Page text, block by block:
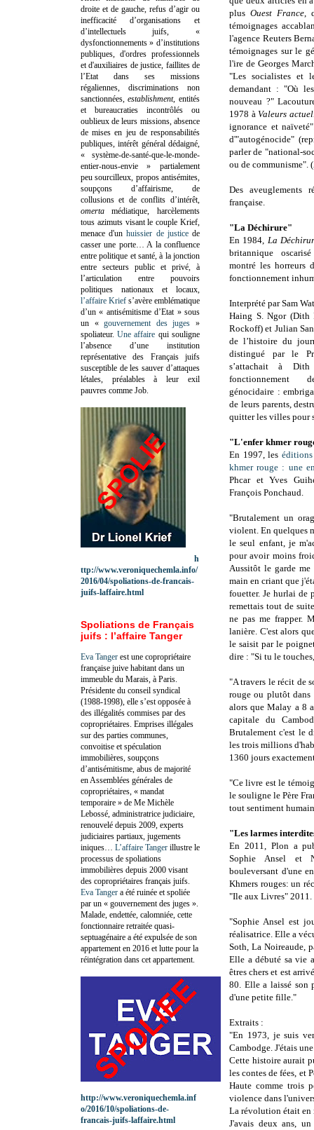
plus Ouest France,
témoignages
l'agence Reuters
témoignages sur le
l'ire de Georges
"Les socialistes et
demandant : "Où
nouveau ?"
1978 àValeurs
ignorance et
d'"autogénocide"
parler de "national-
ou de communisme". (
Des aveuglements
française.
"La Déchirure"
En 1984, La
britannique
montré les horreurs
fonctionnement
Interprété par Sam
Haing S. Ngor (Dith
Rockoff) et Julian
de l’histoire du
distingué par le
s’attachait à
fonctionnement
génocidaire :
de leurs parents,
quitter les villes pour
"L'enfer khmer
En 1997, les
khmer rouge : une
Phcar et Yves
François Ponchaud.
"Brutalement un
violent. En quelques
le seul enfant, je
pour avoir moins
Aussitôt le garde
main en criant que
fouetter. Je hurlai de
remettais tout de
ne pas me frapper.
lanière. C'est alors
le saisit par le
dire : "Si tu le
"A travers le récit de
rouge ou plutôt
alors que Malay a 8
capitale du
Brutalement c'est le
les trois millions
1360 jours
"Ce livre est le
le souligne le Père
tout sentiment
"Les larmes
En 2011, Plon a
Sophie Ansel et
bouleversant d'une
Khmers rouges: un
"Ile aux Livres" 2011.
"Sophie Ansel est
réalisatrice. Elle a
Soth, La Noireaude,
Elle a débuté sa vie
êtres chers et est
80. Elle a laissé son
d'une petite fille."
Extraits :
"En 1973, je suis
Cambodge. J'étais
Cette histoire aurait
les contes de fées, et
Haute comme trois
violence dans
La révolution était en
J'avais deux ans,
droite et de gauche, refus d’agir ou
inefficacité d’organisations et
d’intellectuels juifs, «
dysfonctionnements » d’institutions
publiques, d'ordres professionnels
et d'auxiliaires de justice, faillites de
l’Etat dans ses missions
régaliennes, discriminations non
sanctionnées,establishment, entités
et bureaucraties incontrôlés ou
oublieux de leurs missions, absence
de mises en jeu de responsabilités
publiques, intérêt général dédaigné,
« système-de-santé-que-le-monde-
entier-nous-envie » partialement
peu sourcilleux, propos antisémites,
soupçons d’affairisme, de
collusions et de conflits d’intérêt,
omertamédiatique, harcèlements
tous azimuts visant le couple Krief,
menace d'unhuissier de justicede
casser une porte… A la confluence
entre politique et santé, à la jonction
entre secteurs public et privé, à
l’articulation entre pouvoirs
politiques nationaux et locaux,
l’affaire Krief s’avère emblématique
d’un « antisémitisme d’Etat » sous
un «gouvernement des juges »
spoliateur.Une affaire qui souligne
l’absence d’une institution
représentative des Français juifs
susceptible de les sauver d’attaques
létales, préalables à leur exil
pauvres comme Job.
h
ttp://www.veroniquechemla.info/
2016/04/spoliations-de-francais-
juifs-laffaire.html
Spoliations de Français
juifs : l’affaire Tanger
Eva Tanger est une copropriétaire
française juive habitant dans un
immeuble du Marais, à Paris.
Présidente du conseil syndical
(1988-1998), elle s’est opposée à
des illégalités commises par des
copropriétaires. Emprises illégales
sur des parties communes,
convoitise et spéculation
immobilières, soupçons
d’antisémitisme, abus de majorité
en Assemblées générales de
copropriétaires, « mandat
temporaire » de Me Michèle
Lebossé, administratrice judiciaire,
renouvelé depuis 2009, experts
judiciaires partiaux, jugements
iniques… L’affaire Tanger illustre le
processus de spoliations
immobilières depuis 2000 visant
des copropriétaires français juifs.
Eva Tanger a été ruinée et spoliée
par un « gouvernement des juges ».
Malade, endettée, calomniée, cette
fonctionnaire retraitée quasi-
septuagénaire a été expulsée de son
appartement en 2016 et lutte pour la
réintégration dans cet appartement.
http://www.veroniquechemla.inf
o/2016/10/spoliations-de-
francais-juifs-laffaire.html